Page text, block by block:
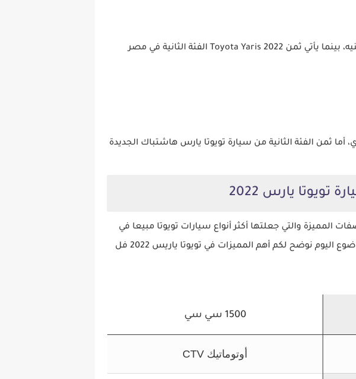
سعر تويوتا يارس 2022 الفئة الأولي يبلغ 445 ألف جنيه، بينما يأتي ثمن Toyota Yaris 2022 الفئة الثانية في مصر
الفئة الأولي 58 ريال سعودي، أما ثمن الفئة الثانية من سيارة تويوتا يارس هاشتباك الجديدة
يارس 2022
المميزة والتي جعلتها أكثر أنواع سيارات تويوتا مبيعا في
مصر والسعودية ومن خلال نقاط هذه الفقرة من موضوع اليوم نوضح لكم أهم المميزات في تويوتا ياريس 2022 فل
1500 سي سي
أوتوماتيك CTV